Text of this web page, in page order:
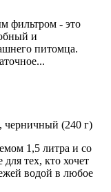
фильтром - это
и
питомца.
черничный (240 г)
1,5 литра и со
тех, кто хочет
водой в любое